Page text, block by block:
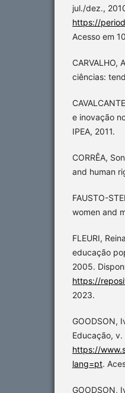
jul./dez.,
https://
Acesso em
CARVALHO,
ciências:
e inovação
IPEA, 2011.
CORRÊA,
and human
FAUSTO-
women and
FLEURI,
educação
2005.
https://
2023.
GOODSON,
Educação,
https://
lang=pt.
GOODSON,